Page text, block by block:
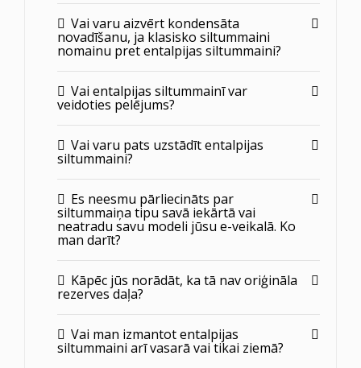
Vai varu aizvērt kondensāta
novadīšanu, ja klasisko siltummaini
nomainu pret entalpijas siltummaini?
Vai entalpijas siltummainī var
veidoties pelējums?
Vai varu pats uzstādīt entalpijas
siltummaini?
Es neesmu pārliecināts par
siltummaiņa tipu savā iekārtā vai
neatradu savu modeli jūsu e-veikalā. Ko
man darīt?
Kāpēc jūs norādāt, ka tā nav oriģināla
rezerves daļa?
Vai man izmantot entalpijas
siltummaini arī vasarā vai tikai ziemā?